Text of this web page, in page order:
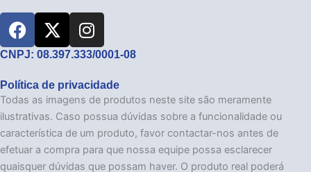
F
a
c
b
o
o
k
X
-
t
i
t
t
e
r
I
n
s
a
g
r
a
m
CNPJ: 08.397.333/0001-08
Política de privacidade
Todas as imagens de produtos neste site são meramente
ilustrativas. Caso possua dúvidas sobre a funcionalidade ou
característica de um produto, favor contactar-nos antes de
efetuar a compra para que nossa equipe possa esclarecer
quaisquer dúvidas que possam haver. O produto real poderá